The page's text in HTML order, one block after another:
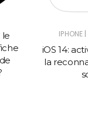
le
IPHONE |
iOS 14:
la